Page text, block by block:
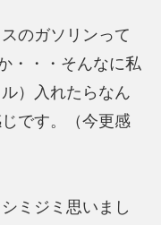
のガソリンって
・・・そんなに私
）入れたらなん
です。（今更感
ミジミ思いまし